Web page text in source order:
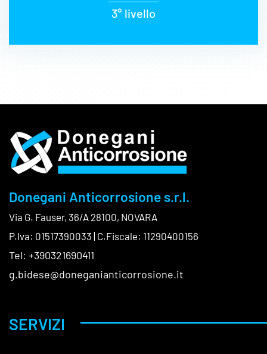
3° livello
Donegani Anticorrosione s.r.l.
Via G. Fauser, 36/A 28100, NOVARA
P.Iva: 01517390033 | C.Fiscale: 11290400156
Tel: +390321690411
g.bidese@doneganianticorrosione.it
SERVIZI